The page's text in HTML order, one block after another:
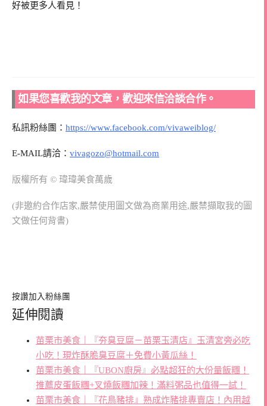
好被更多人看見！
如果您喜歡我的文章，歡迎來信洽談合作。
私訊粉絲團： https://www.facebook.com/vivaweiblog/
E-MAIL請洽： vivagozo@hotmail.com
版權所有 © 瑋瑋美食萬歲
(非邀約合作店家,嚴禁使用圖文做為商業用途,嚴禁擷取我的圖
文做任何背書)
按讚加入粉絲團
延伸閱讀
苗栗市美食｜『夯臭豆腐－苗栗玉清店』玉清宮旁必吃
小吃！現炸酥脆臭豆腐＋免費小黃瓜絲！
苗栗市美食｜『UBON廚房』必點超狂的大份量飯糰！
推薦皮蛋飯糰+叉燒飯糰加辣！滿料粥品也值得一試！
苗栗市美食｜『花鳥豬排』熟成炸豬排專賣店！內用越